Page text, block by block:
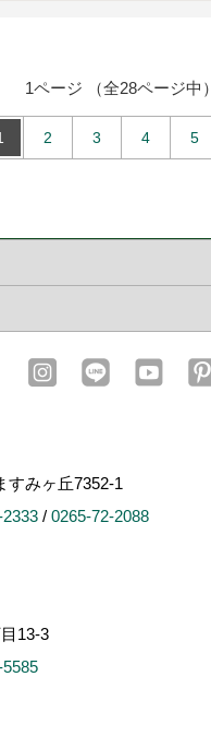
1ページ （全28ページ中）
2 3 4 5
すみヶ丘7352-1
/ 0265-72-2088
目13-3